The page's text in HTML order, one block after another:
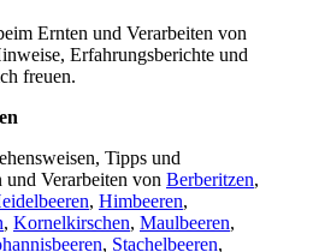
Ernten und Verarbeiten von
Erfahrungsberichte und
freuen.
Tipps und
Verarbeiten von Berberitzen,
, Himbeeren,
, Kornelkirschen, Maulbeeren,
, Stachelbeeren,